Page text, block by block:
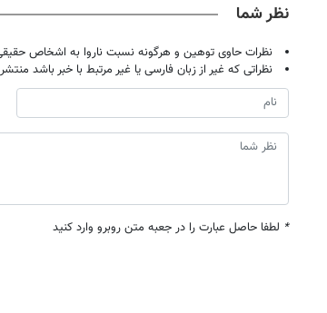
نظر شما
نظرات حاوی توهین و هرگونه نسبت ناروا به اشخاص
نظراتی که غیر از زبان فارسی یا غیر مرتبط با خبر باشد
* لطفا حاصل عبارت را در جعبه متن روبرو وارد کنید